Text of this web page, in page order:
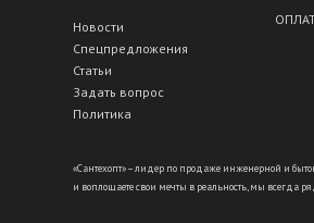
Новости
Спецпредложения
Статьи
Задать вопрос
Политика
«Сантехопт» – лидер по продаже инженерной и
и воплощаете свои мечты в реальность, мы всегда